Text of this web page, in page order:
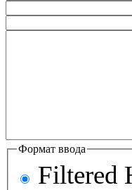
Формат ввода
Filtered